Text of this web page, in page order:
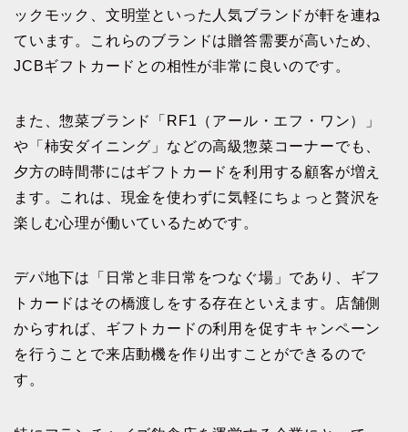
ックモック、文明堂といった人気ブランドが軒を連ね
ています。これらのブランドは贈答需要が高いため、
JCBギフトカードとの相性が非常に良いのです。
また、惣菜ブランド「RF1（アール・エフ・ワン）」
や「柿安ダイニング」などの高級惣菜コーナーでも、
夕方の時間帯にはギフトカードを利用する顧客が増え
ます。これは、現金を使わずに気軽にちょっと贅沢を
楽しむ心理が働いているためです。
デパ地下は「日常と非日常をつなぐ場」であり、ギフ
トカードはその橋渡しをする存在といえます。店舗側
からすれば、ギフトカードの利用を促すキャンペーン
を行うことで来店動機を作り出すことができるので
す。